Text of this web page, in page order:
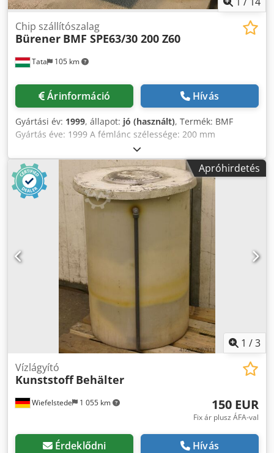
Tata 105 km
Chip szállítószalag
Bürener BMF SPE63/30 200 Z60
Árinformáció Hívás
Gyártási év: 1999, állapot: jó (használt), Termék: BMF
Gyártás éve: 1999 A fémlánc szélessége: 200 mm
Cjdpfxohq Hz Ho Ai Ajrf Távolságvezető csík: kb. 300 mm A
forgács kimeneti hossza 900/1250 mm Beillesztési hossz:
kb. 1000mm Beillesztési magasság 260 mm Beillesztési
szélesség 350 mm Teljes hossz: 3600 mm Szállítási
magasság - kidobási magasság: 800 mm Szalagsebesség 26
mm/mp = 1,6 m/perc. Motor teljesítménye: 0, 25 kW A
hálózati csatlakozás 400 Volt, 50 Hz volt Házméret: H x Sz x
Apróhirdetés
1 /3
Wiefelstede 1 055 km
Vízlágyító
Kunststoff Behälter
150 EUR
Fix ár plusz ÁFA-val
Érdeklődni Hívás